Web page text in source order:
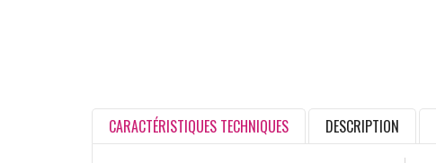
CARACTÉRISTIQUES TECHNIQUES DESCRIPTION